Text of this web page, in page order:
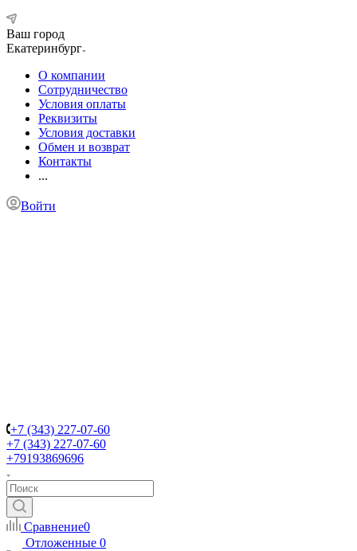
Ваш город
Екатеринбург
О компании
Сотрудничество
Условия оплаты
Реквизиты
Условия доставки
Обмен и возврат
Контакты
...
Войти
+7 (343) 227-07-60
+7 (343) 227-07-60
+79193869696
Сравнение0
Отложенные 0